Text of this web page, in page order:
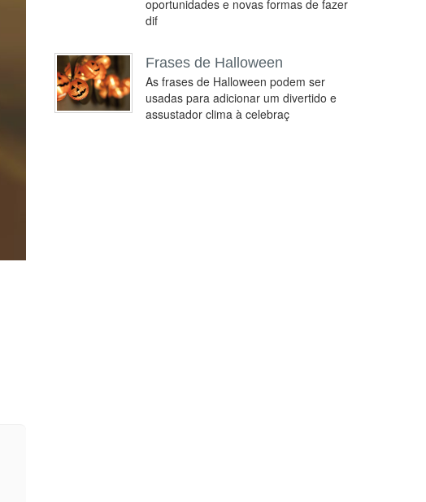
oportunidades e novas formas de fazer
dif
Frases de Halloween
As frases de Halloween podem ser
usadas para adicionar um divertido e
assustador clima à celebraç